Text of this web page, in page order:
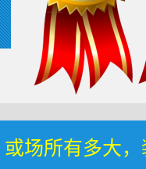
场所有多大，